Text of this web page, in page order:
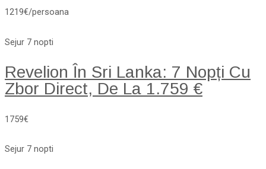
1219€/persoana
Sejur 7 nopti
Revelion În Sri Lanka: 7 Nopți Cu
Zbor Direct, De La 1.759 €
1759€
Sejur 7 nopti